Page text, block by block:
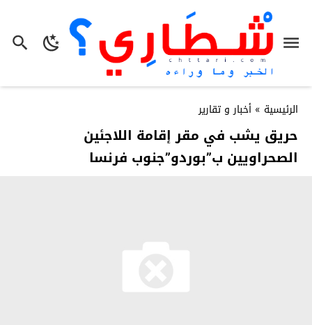
الرئيسية » أخبار و تقارير
حريق يشب في مقر إقامة اللاجئين
الصحراويين ب”بوردو”جنوب فرنسا